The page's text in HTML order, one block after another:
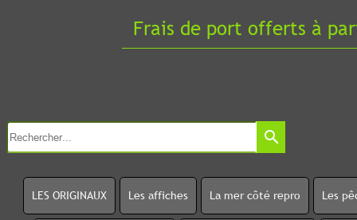
Frais de port offerts à
search
LES ORIGINAUX Les affiches La mer côté repro Les